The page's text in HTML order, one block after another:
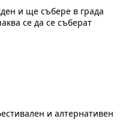
и ще събере в града
се да се съберат
и алтернативен